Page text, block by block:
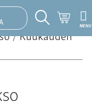
Hakutoiminto
MENU
/Kuukauden